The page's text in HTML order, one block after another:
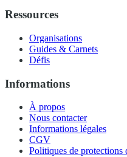
Ressources
Organisations
Guides & Carnets
Défis
Informations
À propos
Nous contacter
Informations légales
CGV
Politiques de protections